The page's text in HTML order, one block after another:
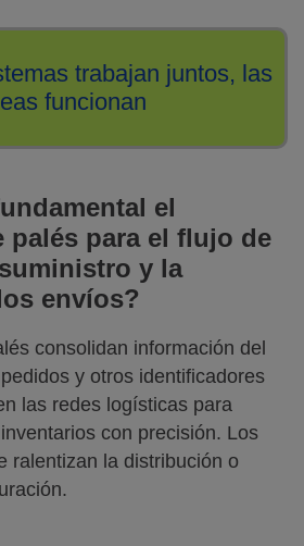
trabajan juntos, las
funcionan
el
palés para el flujo de
y la
envíos?
consolidan información del
y otros identificadores
las redes logísticas para
con precisión. Los
ralentizan la distribución o